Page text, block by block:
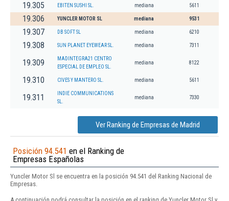
19.305 EBITEN SUSHI SL. mediana 5611
19.306 YUNCLER MOTOR SL mediana 9531
19.307 DB SOFT SL mediana 6210
19.308 SUN PLANET EYEWEAR SL. mediana 7311
19.309
MADINTEGRA21 CENTRO
ESPECIAL DE EMPLEO SL.
mediana 8122
19.310 CIVES Y MANTERO SL. mediana 5611
19.311
INDIE COMMUNICATIONS
SL.
mediana 7330
Ver Ranking de Empresas de Madrid
Posición 94.541 en el Ranking de
Empresas Españolas
Yuncler Motor Sl se encuentra en la posición 94.541 del Ranking Nacional de
Empresas.